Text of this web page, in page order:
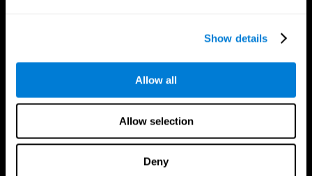
Show details
Allow all
Allow selection
Deny
CogniFit Aplicação